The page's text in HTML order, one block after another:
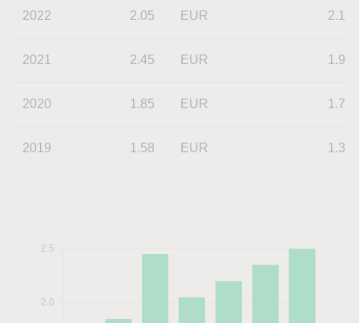
2022 2.05 EUR 2.13
2021 2.45 EUR 1.97
2020 1.85 EUR 1.72
2019 1.58 EUR 1.32